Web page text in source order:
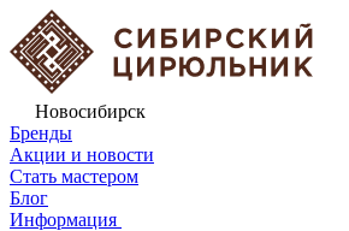
Новосибирск
Бренды
Акции и новости
Стать мастером
Блог
Информация